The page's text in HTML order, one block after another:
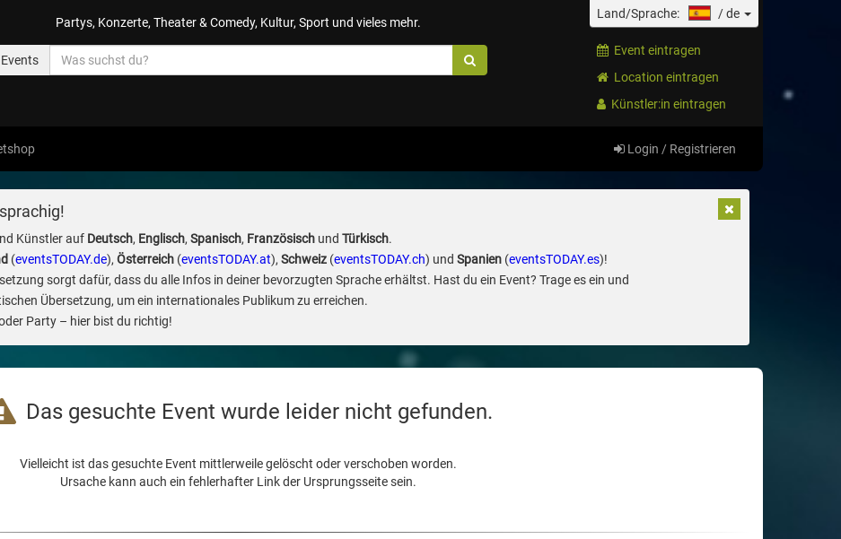
Partys, Konzerte, Theater & Comedy, Kultur, Sport und vieles mehr.
Events
Land/Sprache: /de
Event eintragen
Location eintragen
Künstler:in eintragen
Login / Registrieren
Künstler auf Deutsch, Englisch, Spanisch, Französischund Türkisch.
(eventsTODAY.de), Österreich(eventsTODAY.at), Schweiz(eventsTODAY.ch) und Spanien(eventsTODAY.es)!
sorgt dafür, dass du alle Infos in deiner bevorzugten Sprache erhältst. Hast du ein Event? Trage es ein und
Übersetzung, um ein internationales Publikum zu erreichen.
Party – hier bist du richtig!
Das gesuchte Event wurde leider nicht gefunden.
Vielleicht ist das gesuchte Event mittlerweile gelöscht oder verschoben worden.
Ursache kann auch ein fehlerhafter Link der Ursprungsseite sein.